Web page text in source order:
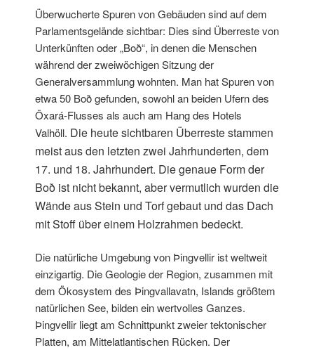
Überwucherte Spuren von Gebäuden sind auf dem
Parlamentsgelände sichtbar: Dies sind Überreste von
Unterkünften oder „Boð“, in denen die Menschen
während der zweiwöchigen Sitzung der
Generalversammlung wohnten. Man hat Spuren von
etwa 50 Boð gefunden, sowohl an beiden Ufern des
Öxará-Flusses als auch am Hang des Hotels
Valhöll. Die heute sichtbaren Überreste stammen
meist aus den letzten zwei Jahrhunderten, dem
17. und 18. Jahrhundert. Die genaue Form der
Boð ist nicht bekannt, aber vermutlich wurden die
Wände aus Stein und Torf gebaut und das Dach
mit Stoff über einem Holzrahmen bedeckt.
Die natürliche Umgebung von Þingvellir ist weltweit
einzigartig. Die Geologie der Region, zusammen mit
dem Ökosystem des Þingvallavatn, Islands größtem
natürlichen See, bilden ein wertvolles Ganzes.
Þingvellir liegt am Schnittpunkt zweier tektonischer
Platten, am Mittelatlantischen Rücken. Der